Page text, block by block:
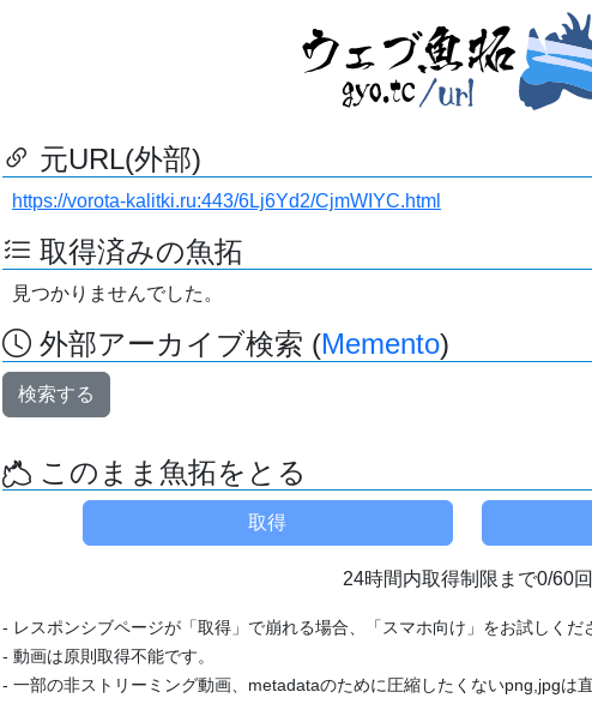
元URL(外部)
https://vorota-kalitki.ru:443/6Lj6Yd2/CjmWIYC.html
取得済みの魚拓
見つかりませんでした。
外部アーカイブ検索 (Memento)
検索する
このまま魚拓をとる
24時間内取得制限まで0/60回
- レスポンシブページが「取得」で崩れる場合、「スマホ向け」をお試しくだ
- 動画は原則取得不能です。
- 一部の非ストリーミング動画、metadataのために圧縮したくないpng,jpgは